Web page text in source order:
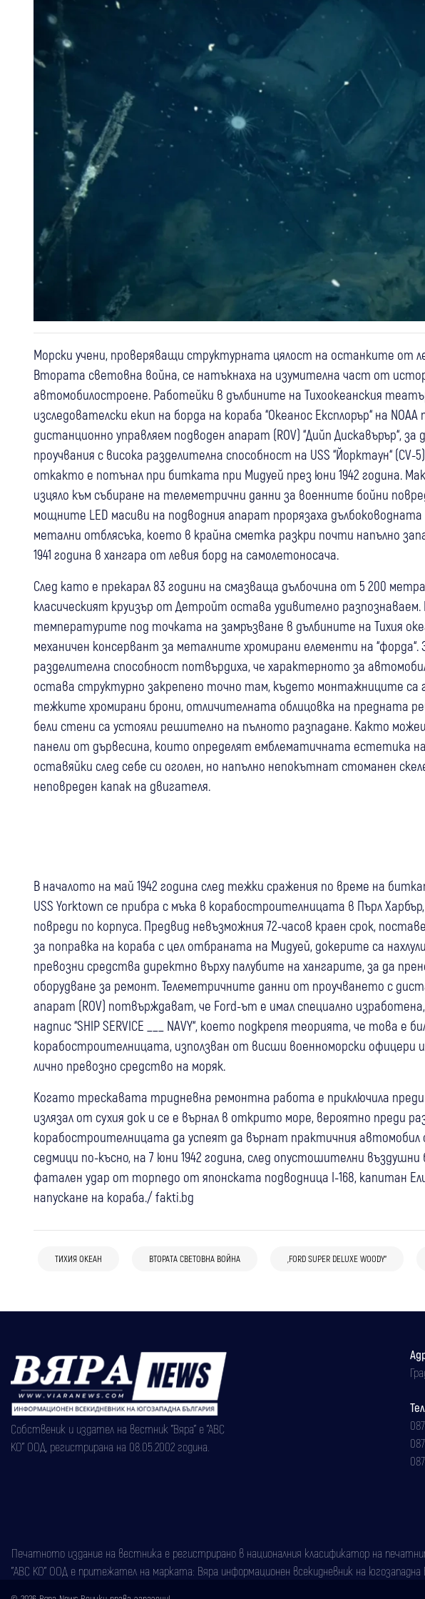
Морски учени, проверяващи структурната цялост на останките от
Втората световна война, се натъкнаха на изумителна част от
автомобилостроене. Работейки в дълбините на Тихоокеанския
изследователски екип на борда на кораба “Океанос Експлорър“ на
дистанционно управляем подводен апарат (ROV) “Дийп Дискавърър“,
проучвания с висока разделителна способност на USS “Йорктаун“
откакто е потънал при битката при Мидуей през юни 1942 година.
изцяло към събиране на телеметрични данни за военните бойни
мощните LED масиви на подводния апарат прорязаха дълбоководната
метални отблясъка, което в крайна сметка разкри почти напълно
1941 година в хангара от левия борд на самолетоносача.
След като е прекарал 83 години на смазваща дълбочина от 5 200
класическият круизър от Детройт остава удивително
температурите под точката на замръзване в дълбините на Тихия
механичен консервант за металните хромирани елементи на “форда“.
разделителна способност потвърдиха, че характерното за
остава структурно закрепено точно там, където монтажниците са
тежките хромирани брони, отличителната облицовка на предната
бели стени са устояли решително на пълното разпадане. Както
панели от дървесина, които определят емблематичната естетика на
оставяйки след себе си оголен, но напълно непокътнат стоманен
неповреден капак на двигателя.
В началото на май 1942 година след тежки сражения по време на
USS Yorktown се прибра с мъка в корабостроителницата в Пърл
повреди по корпуса. Предвид невъзможния 72-часов краен срок,
за поправка на кораба с цел отбраната на Мидуей, докерите са
превозни средства директно върху палубите на хангарите, за да
оборудване за ремонт. Телеметричните данни от проучването с
апарат (ROV) потвърждават, че Ford-ът е имал специално
надпис “SHIP SERVICE ___ NAVY“, което подкрепя теорията, че това е
корабостроителницата, използван от висши военноморски офицери
лично превозно средство на моряк.
Когато трескавата тридневна ремонтна работа е приключила преди
излязал от сухия док и се е върнал в открито море, вероятно преди
корабостроителницата да успеят да върнат практичния автомобил
седмици по-късно, на 7 юни 1942 година, след опустошителни
фатален удар от торпедо от японската подводница I-168, капитан
напускане на кораба./ fakti.bg
ТИХИЯ ОКЕАН ВТОРАТА СВЕТОВНА ВОЙНА „FORD SUPER DELUXE WOODY“
Разлог
На колене пред паметта: Разлог
почете героите от Втората световна
война
Собственик и издател на вестник "Вяра" е "АВС
КО" ООД, регистрирана на 08.05.2002 година.
Печатното издание на вестника е регистрирано в националния класификатор на
"АВС КО" ООД е притежател на марката: Вяра информационен всекидневник на югозападна